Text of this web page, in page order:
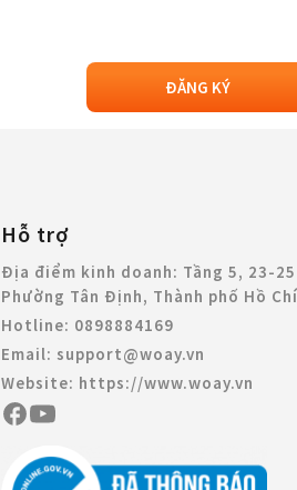
ĐĂNG KÝ
Hỗ trợ
Địa điểm kinh doanh: Tầng 5, 23-
Phường Tân Định, Thành phố Hồ
Hotline: 0898884169
Email: support@woay.vn
Website: https://www.woay.vn